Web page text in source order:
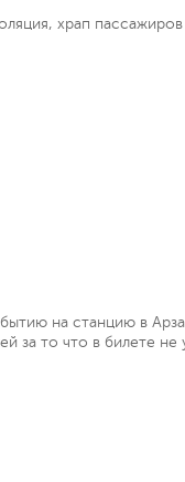
храп
на станцию в
за то что в билете не